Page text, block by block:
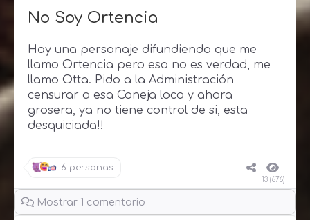
No Soy Ortencia
Hay una personaje difundiendo que me
llamo Ortencia pero eso no es verdad, me
llamo Otta. Pido a la Administración
censurar a esa Coneja loca y ahora
grosera, ya no tiene control de si, esta
desquiciada!!
6 personas
13 (676)
Mostrar 1 comentario